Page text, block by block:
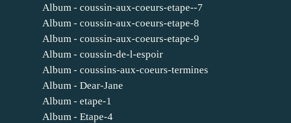
Album - coussin-aux-coeurs-etape--7
Album - coussin-aux-coeurs-etape-8
Album - coussin-aux-coeurs-etape-9
Album - coussin-de-l-espoir
Album - coussins-aux-coeurs-termines
Album - Dear-Jane
Album - etape-1
Album - Etape-4